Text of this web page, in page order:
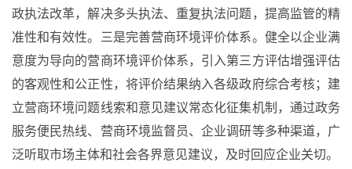
政执法改革，解决多头执法、重复执法问题，提高监管的精
准性和有效性。三是完善营商环境评价体系。健全以企业满
意度为导向的营商环境评价体系，引入第三方评估增强评估
的客观性和公正性，将评价结果纳入各级政府综合考核；建
立营商环境问题线索和意见建议常态化征集机制，通过政务
服务便民热线、营商环境监督员、企业调研等多种渠道，广
泛听取市场主体和社会各界意见建议，及时回应企业关切。